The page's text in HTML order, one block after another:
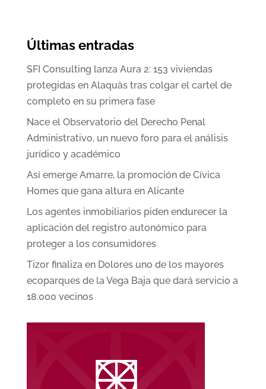
Últimas entradas
SFI Consulting lanza Aura 2: 153 viviendas
protegidas en Alaquàs tras colgar el cartel de
completo en su primera fase
Nace el Observatorio del Derecho Penal
Administrativo, un nuevo foro para el análisis
jurídico y académico
Así emerge Amarre, la promoción de Cívica
Homes que gana altura en Alicante
Los agentes inmobiliarios piden endurecer la
aplicación del registro autonómico para
proteger a los consumidores
Tizor finaliza en Dolores uno de los mayores
ecoparques de la Vega Baja que dará servicio a
18.000 vecinos